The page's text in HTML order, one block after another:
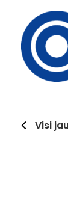
Visi